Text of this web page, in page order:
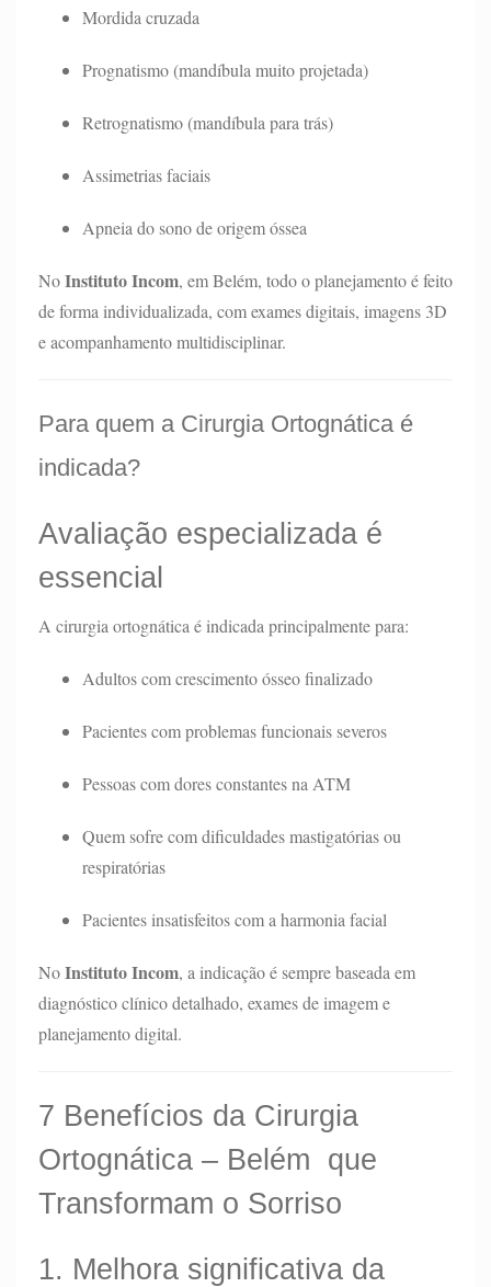
Mordida cruzada
Prognatismo (mandíbula muito projetada)
Retrognatismo (mandíbula para trás)
Assimetrias faciais
Apneia do sono de origem óssea
NoInstituto Incom, em Belém, todo o planejamento é feito
de forma individualizada, com exames digitais, imagens 3D
e acompanhamento multidisciplinar.
Para quem a Cirurgia Ortognática é
indicada?
Avaliação especializada é
essencial
A cirurgia ortognática é indicada principalmente para:
Adultos com crescimento ósseo finalizado
Pacientes com problemas funcionais severos
Pessoas com dores constantes na ATM
Quem sofre com dificuldades mastigatórias ou
respiratórias
Pacientes insatisfeitos com a harmonia facial
NoInstituto Incom, a indicação é sempre baseada em
diagnóstico clínico detalhado, exames de imagem e
planejamento digital.
7 Benefícios da Cirurgia
Ortognática – Belém que
Transformam o Sorriso
1. Melhora significativa da